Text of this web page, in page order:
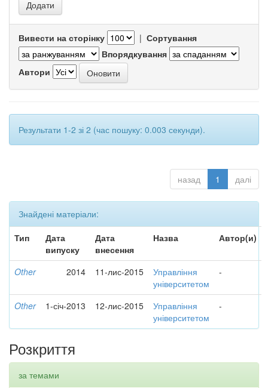
Вивести на сторінку | Сортування
Впорядкування
Автори
Результати 1-2 зі 2 (час пошуку: 0.003 секунди).
назад 1 далі
Знайдені матеріали:
Тип
Дата
випуску
Дата
внесення
Назва Автор(и)
Other 2014 11-лис-2015
Управління
університетом
-
Other 1-січ-2013 12-лис-2015
Управління
університетом
-
Розкриття
за темами